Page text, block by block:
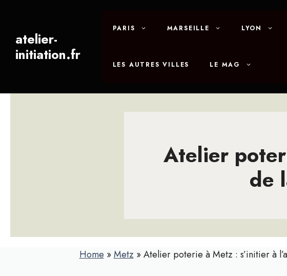
contenuatelier-
initiation.fr
PARIS MARSEILLE LYON
LES AUTRES VILLES LE MAG
Atelier
de
Home »Metz »Atelier poterie à Metz : s’initier à